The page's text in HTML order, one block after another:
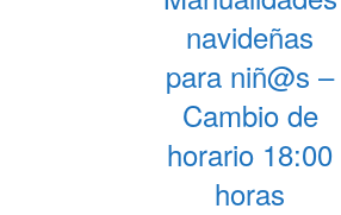
navideñas
para niñ@s –
Cambio de
horario 18:00
horas